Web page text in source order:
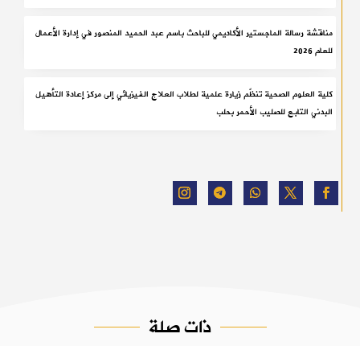
مناقشة رسالة الماجستير الأكاديمي للباحث باسم عبد الحميد المنصور في إدارة الأعمال
للعام 2026
كلية العلوم الصحية تنظّم زيارة علمية لطلاب العلاج الفيزيائي إلى مركز إعادة التأهيل
البدني التابع للصليب الأحمر بحلب
ذات صلة